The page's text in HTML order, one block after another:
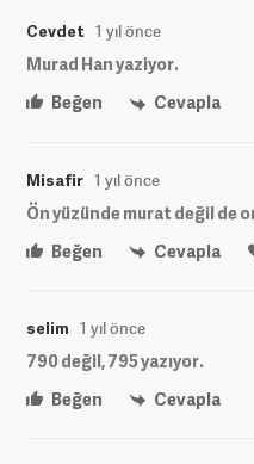
Cevdet 1 yıl önce
Murad Han yaziyor.
Beğen
Cevapla
Misafir 1 yıl önce
Ön yüzünde murat değil de
Beğen
Cevapla
selim 1 yıl önce
790 değil, 795 yazıyor.
Beğen
Cevapla